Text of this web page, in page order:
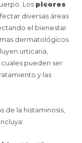
Los picores
diversas áreas
el bienestar
dermatológicos
urticaria,
pueden ser
y las
de la histaminosis,